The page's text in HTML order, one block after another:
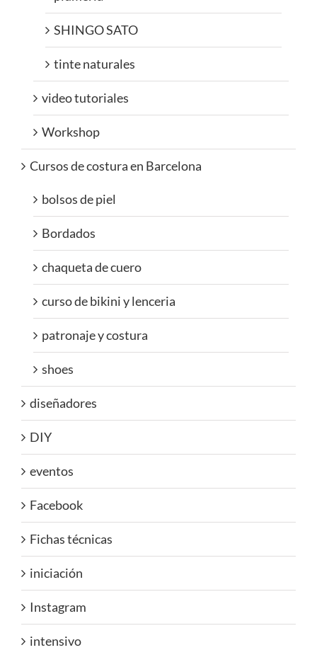
SHINGO SATO
tinte naturales
video tutoriales
Workshop
Cursos de costura en Barcelona
bolsos de piel
Bordados
chaqueta de cuero
curso de bikini y lenceria
patronaje y costura
shoes
diseñadores
DIY
eventos
Facebook
Fichas técnicas
iniciación
Instagram
intensivo